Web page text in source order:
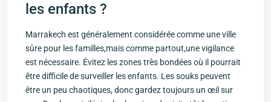
les enfants ?
Marrakech est généralement considérée comme une ville
sûre pour les familles,mais comme partout,une vigilance
est nécessaire. Évitez les zones très bondées⁢ où ​il pourrait
être difficile de surveiller ​les enfants. Les souks peuvent
être un peu chaotiques, donc gardez toujours un œil ⁤sur